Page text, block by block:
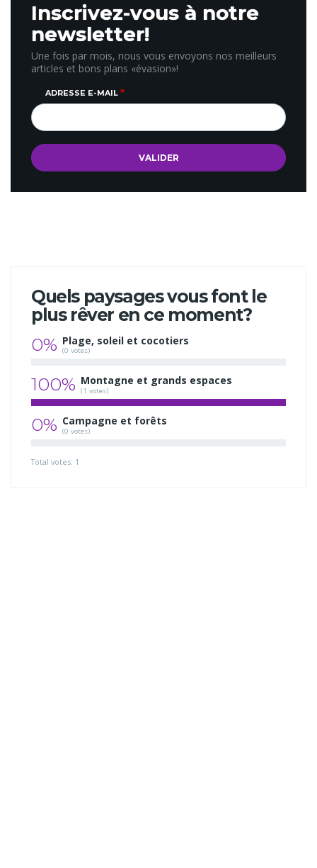
Inscrivez-vous à notre
newsletter!
Une fois par mois, nous vous envoyons nos meilleurs
articles et bons plans «évasion»!
ADRESSE E-MAIL
Quels paysages vous font le
plus rêver en ce moment?
0% Plage, soleil et cocotiers
(0 votes)
100% Montagne et grands espaces
(1 votes)
0% Campagne et forêts
(0 votes)
Total votes: 1